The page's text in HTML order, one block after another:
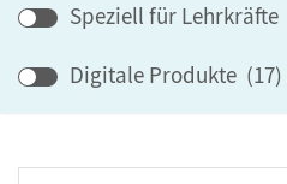
Klassenstufe
Speziell für Lehrkräfte
Digitale Produkte (17)